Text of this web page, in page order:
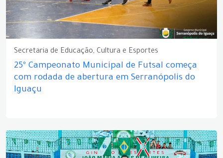
Secretaria de Educação, Cultura e Esportes
25º Campeonato Municipal de Futsal começa
com rodada de abertura em Serranópolis do
Iguaçu